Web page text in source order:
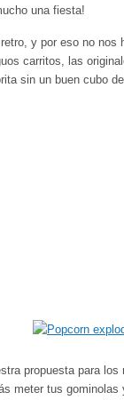
una fiesta!
y por eso no nos
carritos, las
sin un buen cubo
propuesta para
meter tus